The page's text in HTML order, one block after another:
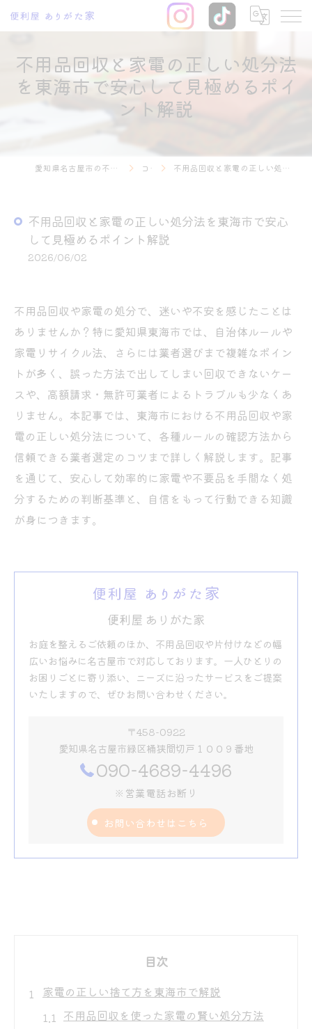
不用品回収と家電の正しい処分法
を東海市で安心して見極めるポイ
ント解説
愛知県名古屋市の不用品回収なら便利屋 ありがた家 コラム 不用品回収と家電の正しい処分法を東海市で安心して見極めるポイント解説
不用品回収と家電の正しい処分法を東海市で安心
して見極めるポイント解説
2026/06/02
不用品回収や家電の処分で、迷いや不安を感じたことは
ありませんか？特に愛知県東海市では、自治体ルールや
家電リサイクル法、さらには業者選びまで複雑なポイン
トが多く、誤った方法で出してしまい回収できないケー
スや、高額請求・無許可業者によるトラブルも少なくあ
りません。本記事では、東海市における不用品回収や家
電の正しい処分法について、各種ルールの確認方法から
信頼できる業者選定のコツまで詳しく解説します。記事
を通じて、安心して効率的に家電や不要品を手間なく処
分するための判断基準と、自信をもって行動できる知識
が身につきます。
便利屋 ありがた家
お庭を整えるご依頼のほか、不用品回収や片付けなどの幅
広いお悩みに名古屋市で対応しております。一人ひとりの
お困りごとに寄り添い、ニーズに沿ったサービスをご提案
いたしますので、ぜひお問い合わせください。
〒458-0922
愛知県名古屋市緑区桶狭間切戸１００９番地
090-4689-4496
※営業電話お断り
お問い合わせはこちら
目次
家電の正しい捨て方を東海市で解説
不用品回収を使った家電の賢い処分方法